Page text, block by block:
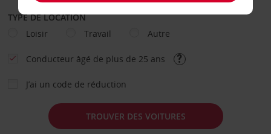
TYPE DE LOCATION
Loisir
Travail Autre
Conducteur âgé de plus de 25 ans
J’ai un code de réduction
TROUVER DES VOITURES